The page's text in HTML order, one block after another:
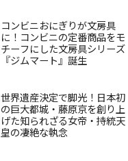
コンビニおにぎりが文房具
に！コンビニの定番商品をモ
チーフにした文房具シリーズ
『ジムマート』誕生
世界遺産決定で脚光！日本初
の巨大都城・藤原京を創り上
げた知られざる女帝・持統天
皇の凄絶な執念